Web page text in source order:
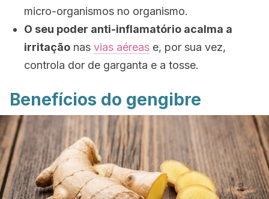
micro-organismos no organismo.
O seu poder anti-inflamatório acalma a
irritação nas vias aéreas e, por sua vez,
controla dor de garganta e a tosse.
Benefícios do gengibre